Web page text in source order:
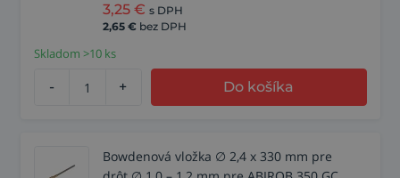
3,25 € s DPH
2,65 € bez DPH
Skladom >10 ks
- + Do košíka
Bowdenová vložka ∅ 2,4 x 330 mm pre